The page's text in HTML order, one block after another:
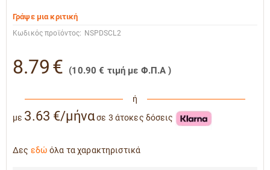
Γράψε μια κριτική
Κωδικός προϊόντος: NSPDSCL2
8.79€ (10.90 € τιμή με Φ.Π.Α )
ή
με 3.63 €/μήνασε 3 άτοκες δόσεις
Δες εδώ όλα τα χαρακτηριστικά